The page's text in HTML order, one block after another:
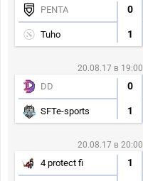
PENTA 0
Tuho 1
20.08.17 в 19:00
DD 0
SFTe-sports 1
20.08.17 в 20:00
4 protect fi 1